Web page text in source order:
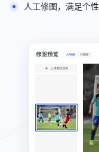
人工修图，满足个